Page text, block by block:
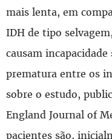
mais lenta, em
IDH de tipo
causam
prematura entre os
sobre o estudo,
England Journal of
pacientes são,